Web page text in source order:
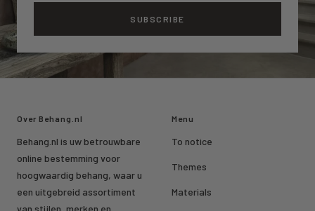
SUBSCRIBE
Over Behang.nl
Behang.nl is uw betrouwbare
online bestemming voor
hoogwaardig behang, waar u
een uitgebreid assortiment
Menu
To notice
Themes
Materials